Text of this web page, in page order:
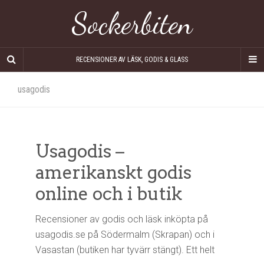
Sockerbiten
RECENSIONER AV LÄSK, GODIS & GLASS
usagodis
Usagodis –
amerikanskt godis
online och i butik
Recensioner av godis och läsk inköpta på
usagodis.se på Södermalm (Skrapan) och i
Vasastan (butiken har tyvärr stängt). Ett helt